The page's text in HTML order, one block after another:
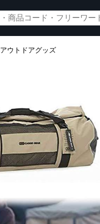
アウトドアグッズ